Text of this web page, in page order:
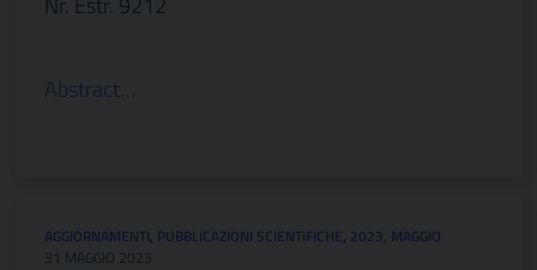
Abstract…
AGGIORNAMENTI, PUBBLICAZIONI SCIENTIFICHE, 2023, MAGGIO
31 MAGGIO 2023